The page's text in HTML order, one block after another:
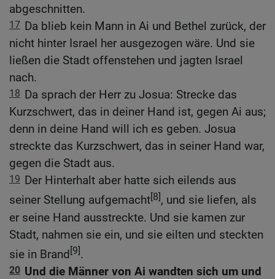
abgeschnitten.
17 Da blieb kein Mann in Ai und Bethel zurück, der
nicht hinter Israel her ausgezogen wäre. Und sie
ließen die Stadt offenstehen und jagten Israel
nach.
18 Da sprach der Herr zu Josua: Strecke das
Kurzschwert, das in deiner Hand ist, gegen Ai aus;
denn in deine Hand will ich es geben. Josua
streckte das Kurzschwert, das in seiner Hand war,
gegen die Stadt aus.
19 Der Hinterhalt aber hatte sich eilends aus
seiner Stellung aufgemacht[8], und sie liefen, als
er seine Hand ausstreckte. Und sie kamen zur
Stadt, nahmen sie ein, und sie eilten und steckten
sie in Brand[9].
20 Und die Männer von Ai wandten sich um und